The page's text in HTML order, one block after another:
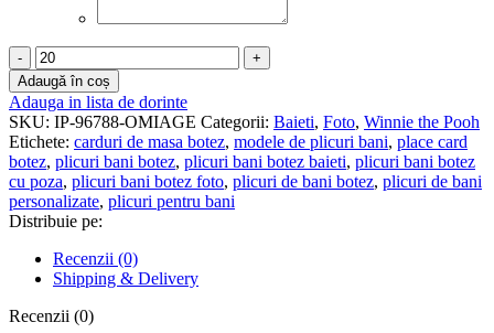
Cantitate
Plicuri
de
bani
botez
cu
poza
-
Winnie
the
Pooh
-
PBBF-
042
Adaugă în coș
Adauga in lista de dorinte
SKU: IP-96788-OMIAGE Categorii: Baieti, Foto, Winnie the Pooh
Etichete: carduri de masa botez, modele de plicuri bani, place card
botez, plicuri bani botez, plicuri bani botez baieti, plicuri bani botez
cu poza, plicuri bani botez foto, plicuri de bani botez, plicuri de bani
personalizate, plicuri pentru bani
Distribuie pe:
Recenzii (0)
Shipping & Delivery
Recenzii (0)